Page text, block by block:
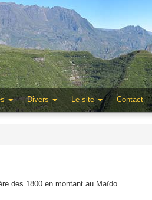
Divers Le site Contact
des 1800 en montant au Maïdo.